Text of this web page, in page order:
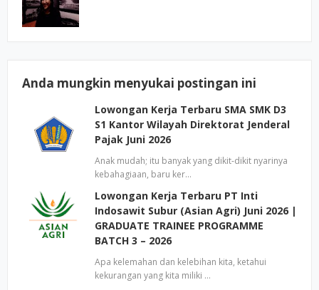
Anda mungkin menyukai postingan ini
Lowongan Kerja Terbaru SMA SMK D3
S1 Kantor Wilayah Direktorat Jenderal
Pajak Juni 2026
Anak mudah; itu banyak yang dikit-dikit nyarinya
kebahagiaan, baru ker…
Lowongan Kerja Terbaru PT Inti
Indosawit Subur (Asian Agri) Juni 2026 |
GRADUATE TRAINEE PROGRAMME
BATCH 3 – 2026
Apa kelemahan dan kelebihan kita, ketahui
kekurangan yang kita miliki …